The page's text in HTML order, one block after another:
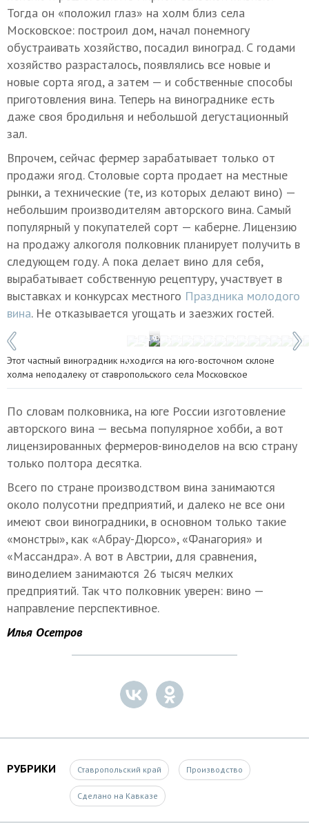
Тогда он «положил глаз» на холм близ села
Московское: построил дом, начал понемногу
обустраивать хозяйство, посадил виноград. С годами
хозяйство разрасталось, появлялись все новые и
новые сорта ягод, а затем — и собственные способы
приготовления вина. Теперь на винограднике есть
даже своя бродильня и небольшой дегустационный
зал.
Впрочем, сейчас фермер зарабатывает только от
продажи ягод. Столовые сорта продает на местные
рынки, а технические (те, из которых делают вино) —
небольшим производителям авторского вина. Самый
популярный у покупателей сорт — каберне. Лицензию
на продажу алкоголя полковник планирует получить в
следующем году. А пока делает вино для себя,
вырабатывает собственную рецептуру, участвует в
выставках и конкурсах местного Праздника молодого
вина. Не отказывается угощать и заезжих гостей.
Фото: Игорь Кожевников
1 / 19
Этот частный виноградник находится на юго-восточном склоне
холма неподалеку от ставропольского села Московское
По словам полковника, на юге России изготовление
авторского вина — весьма популярное хобби, а вот
лицензированных фермеров-виноделов на всю страну
только полтора десятка.
Всего по стране производством вина занимаются
около полусотни предприятий, и далеко не все они
имеют свои виноградники, в основном только такие
«монстры», как «Абрау-Дюрсо», «Фанагория» и
«Массандра». А вот в Австрии, для сравнения,
виноделием занимаются 26 тысяч мелких
предприятий. Так что полковник уверен: вино —
направление перспективное.
Илья Осетров
РУБРИКИ Ставропольский край Производство
Сделано на Кавказе